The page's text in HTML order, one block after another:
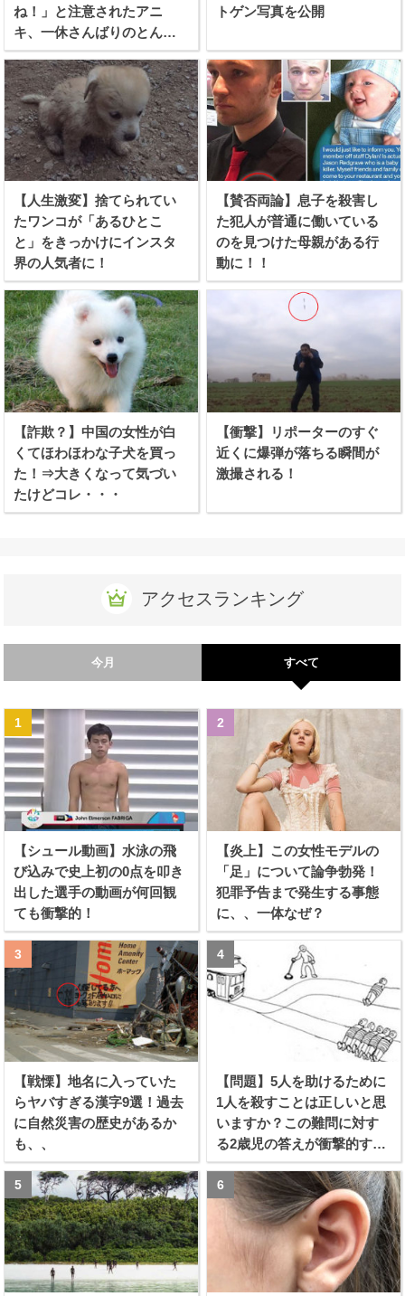
ね！」と注意されたアニ
キ、一休さんばりのとんち
を利かせる！
トゲン写真を公開
【人生激変】捨てられてい
たワンコが「あるひとこ
と」をきっかけにインスタ
界の人気者に！
【賛否両論】息子を殺害し
た犯人が普通に働いている
のを見つけた母親がある行
動に！！
【詐欺？】中国の女性が白
くてほわほわな子犬を買っ
た！⇒大きくなって気づい
たけどコレ・・・
【衝撃】リポーターのすぐ
近くに爆弾が落ちる瞬間が
激撮される！
アクセスランキング
今月 すべて
【シュール動画】水泳の飛
び込みで史上初の0点を叩き
出した選手の動画が何回観
ても衝撃的！
【炎上】この女性モデルの
「足」について論争勃発！
犯罪予告まで発生する事態
に、、一体なぜ？
【戦慄】地名に入っていた
らヤバすぎる漢字9選！過去
に自然災害の歴史があるか
も、、
【問題】5人を助けるために
1人を殺すことは正しいと思
いますか？この難問に対す
る2歳児の答えが衝撃的すぎ
る！！